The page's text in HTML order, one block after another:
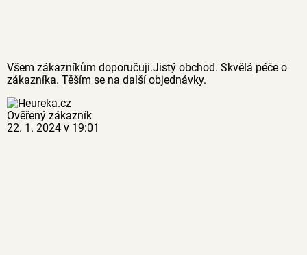
Všem zákazníkům doporučuji.Jistý obchod. Skvělá péče o
zákazníka. Těším se na další objednávky.
Ověřený zákazník
22. 1. 2024 v 19:01